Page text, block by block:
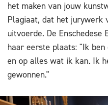
het maken van jouw
Plagiaat, dat het jurywerk
uitvoerde. De
haar eerste plaats: "Ik
en op alles wat ik kan. Ik
gewonnen."